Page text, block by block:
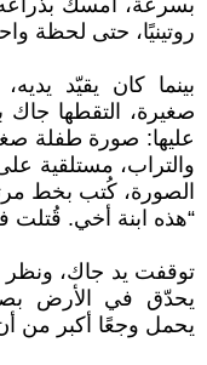
بسرعة، أمسك بذراعه،
روتينيًا، حتى لحظة
بينما كان يقيّد
صغيرة، التقطها جاك
عليها: صورة طفلة
والتراب، مستلقية
الصورة، كُتب بخط
“هذه ابنة أخي. قُتلت
توقفت يد جاك، ونظر
يحدّق في الأرض
يحمل وجعًا أكبر من